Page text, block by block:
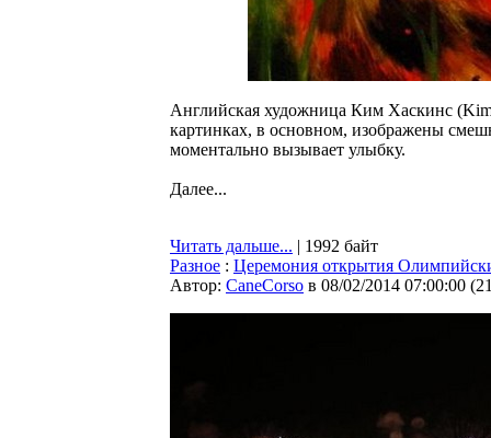
Английская художница Ким Хаскинс
картинках, в основном, изображены
моментально вызывает улыбку.
Далее...
Читать дальше... | 1992 байт
Разное : Церемония открытия
Автор: CaneCorso в 08/02/2014 07:00:00 (